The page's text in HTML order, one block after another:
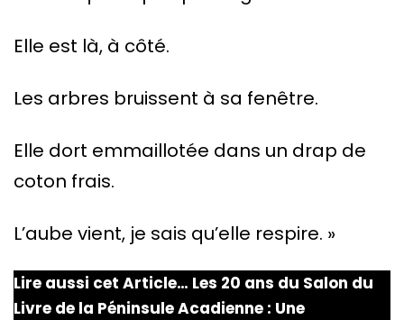
Elle est là, à côté.
Les arbres bruissent à sa fenêtre.
Elle dort emmaillotée dans un drap de
coton frais.
L’aube vient, je sais qu’elle respire. »
Lire aussi cet Article… Les 20 ans du Salon du
Livre de la Péninsule Acadienne : Une